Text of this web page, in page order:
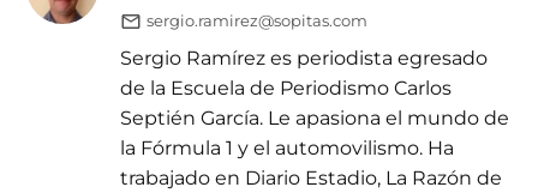
sergio.ramirez@sopitas.com
Sergio Ramírez es periodista egresado
de la Escuela de Periodismo Carlos
Septién García. Le apasiona el mundo de
la Fórmula 1 y el automovilismo. Ha
trabajado en Diario Estadio, La Razón de